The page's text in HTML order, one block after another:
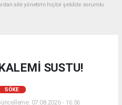
site yönetimi hiçbir şekilde sorumlu
SUSTU!
SÖKE
07.08.2026 - 16:56